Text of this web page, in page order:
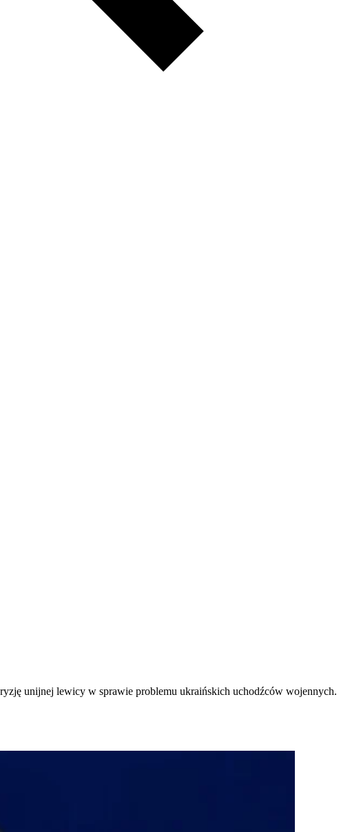
unijnej lewicy w sprawie problemu ukraińskich uchodźców wojennych.